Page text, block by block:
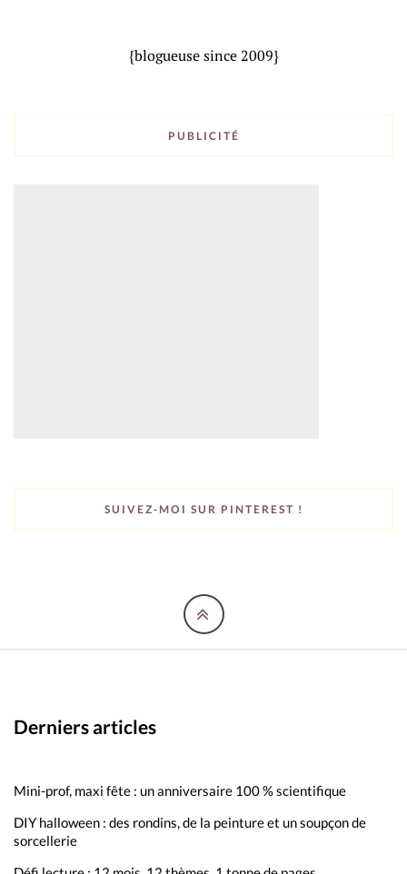
{blogueuse since 2009}
PUBLICITÉ
SUIVEZ-MOI SUR PINTEREST !
Derniers articles
Mini-prof, maxi fête : un anniversaire 100 % scientifique
DIY halloween : des rondins, de la peinture et un soupçon de
sorcellerie